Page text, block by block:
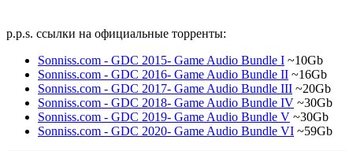
p.p.s. ссылки на официальные торренты:
Sonniss.com - GDC 2015- Game Audio Bundle I ~10Gb
Sonniss.com - GDC 2016- Game Audio Bundle II ~16Gb
Sonniss.com - GDC 2017- Game Audio Bundle III ~20Gb
Sonniss.com - GDC 2018- Game Audio Bundle IV ~30Gb
Sonniss.com - GDC 2019- Game Audio Bundle V ~30Gb
Sonniss.com - GDC 2020- Game Audio Bundle VI ~59Gb